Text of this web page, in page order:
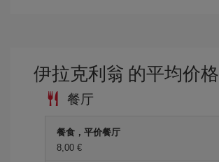
伊拉克利翁 的平均价格
餐厅
餐食，平价餐厅
8,00 €